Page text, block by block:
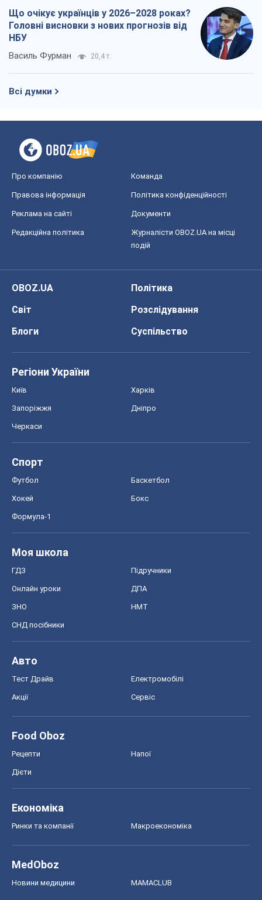
Що очікує українців у 2026–2028 роках?
Головні висновки з нових прогнозів від
НБУ
Василь Фурман 20,4 т.
Всі думки
Про компанію Команда
Правова інформація Політика конфіденційності
Реклама на сайті Документи
Редакційна політика
Журналісти OBOZ.UA на місці
подій
OBOZ.UA
Політика
Світ
Розслідування
Блоги
Суспільство
Регіони України
Київ Харків
Запоріжжя Дніпро
Черкаси
Спорт
Футбол Баскетбол
Хокей Бокс
Формула-1
Моя школа
ГДЗ Підручники
Онлайн уроки ДПА
ЗНО НМТ
СНД посібники
Авто
Тест Драйв Електромобілі
Акції Сервіс
Food Oboz
Рецепти Напої
Дієти
Економіка
Ринки та компанії Макроекономіка
MedOboz
Новини медицини MAMACLUB